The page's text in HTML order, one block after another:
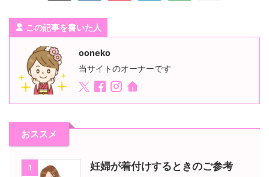
この記事を書いた人
ooneko
当サイトのオーナーです
おススメ
1 妊婦が着付けするときのご参考